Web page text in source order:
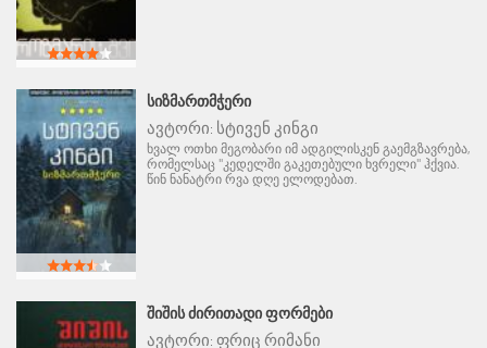
ᲡᲘᲖᲛᲐᲠᲗᲛᲭᲔᲠᲘ
ავტორი: სტივენ კინგი
ხვალ ოთხი მეგობარი იმ ადგილისკენ გაემგზავრება,
რომელსაც "კედელში გაკეთებული ხვრელი" ჰქვია.
წინ ნანატრი რვა დღე ელოდებათ.
ᲨᲘᲨᲘᲡ ᲫᲘᲠᲘᲗᲐᲓᲘ ᲤᲝᲠᲛᲔᲑᲘ
ავტორი: ფრიც რიმანი